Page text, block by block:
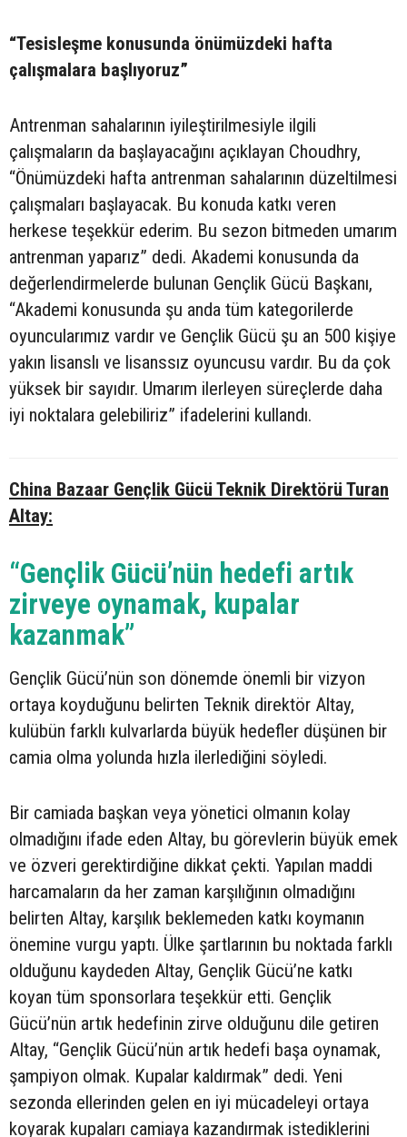
“Tesisleşme konusunda önümüzdeki hafta
çalışmalara başlıyoruz”
Antrenman sahalarının iyileştirilmesiyle ilgili
çalışmaların da başlayacağını açıklayan Choudhry,
“Önümüzdeki hafta antrenman sahalarının düzeltilmesi
çalışmaları başlayacak. Bu konuda katkı veren
herkese teşekkür ederim. Bu sezon bitmeden umarım
antrenman yaparız” dedi. Akademi konusunda da
değerlendirmelerde bulunan Gençlik Gücü Başkanı,
“Akademi konusunda şu anda tüm kategorilerde
oyuncularımız vardır ve Gençlik Gücü şu an 500 kişiye
yakın lisanslı ve lisanssız oyuncusu vardır. Bu da çok
yüksek bir sayıdır. Umarım ilerleyen süreçlerde daha
iyi noktalara gelebiliriz” ifadelerini kullandı.
China Bazaar Gençlik Gücü Teknik Direktörü Turan
Altay:
“Gençlik Gücü’nün hedefi artık
zirveye oynamak, kupalar
kazanmak”
Gençlik Gücü’nün son dönemde önemli bir vizyon
ortaya koyduğunu belirten Teknik direktör Altay,
kulübün farklı kulvarlarda büyük hedefler düşünen bir
camia olma yolunda hızla ilerlediğini söyledi.
Bir camiada başkan veya yönetici olmanın kolay
olmadığını ifade eden Altay, bu görevlerin büyük emek
ve özveri gerektirdiğine dikkat çekti. Yapılan maddi
harcamaların da her zaman karşılığının olmadığını
belirten Altay, karşılık beklemeden katkı koymanın
önemine vurgu yaptı. Ülke şartlarının bu noktada farklı
olduğunu kaydeden Altay, Gençlik Gücü’ne katkı
koyan tüm sponsorlara teşekkür etti. Gençlik
Gücü’nün artık hedefinin zirve olduğunu dile getiren
Altay, “Gençlik Gücü’nün artık hedefi başa oynamak,
şampiyon olmak. Kupalar kaldırmak” dedi. Yeni
sezonda ellerinden gelen en iyi mücadeleyi ortaya
koyarak kupaları camiaya kazandırmak istediklerini